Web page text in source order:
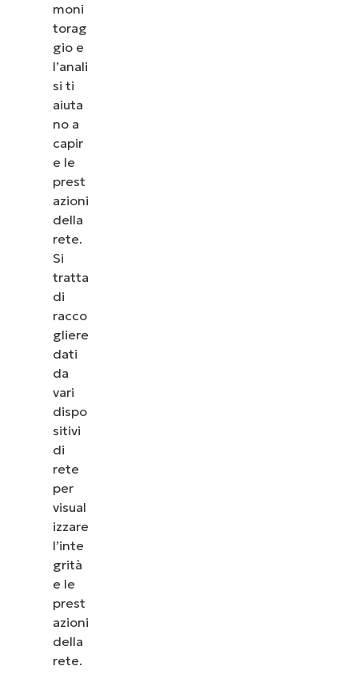
moni
torag
gio e
l’anali
si ti
aiuta
no a
capir
e le
prest
azioni
della
rete.
Si
tratta
di
racco
gliere
dati
da
vari
dispo
sitivi
di
rete
per
visual
izzare
l’inte
grità
e le
prest
azioni
della
rete.